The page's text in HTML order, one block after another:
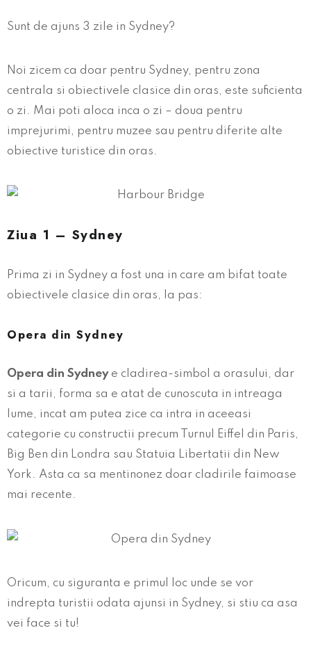
Sunt de ajuns 3 zile in Sydney?
Noi zicem ca doar pentru Sydney, pentru zona
centrala si obiectivele clasice din oras, este suficienta
o zi. Mai poti aloca inca o zi – doua pentru
imprejurimi, pentru muzee sau pentru diferite alte
obiective turistice din oras.
Ziua 1 – Sydney
Prima zi in Sydney a fost una in care am bifat toate
obiectivele clasice din oras, la pas:
Opera din Sydney
Opera din Sydneye cladirea-simbol a orasului, dar
si a tarii, forma sa e atat de cunoscuta in intreaga
lume, incat am putea zice ca intra in aceeasi
categorie cu constructii precum Turnul Eiffel din Paris,
Big Ben din Londra sau Statuia Libertatii din New
York. Asta ca sa mentinonez doar cladirile faimoase
mai recente.
Oricum, cu siguranta e primul loc unde se vor
indrepta turistii odata ajunsi in Sydney, si stiu ca asa
vei face si tu!